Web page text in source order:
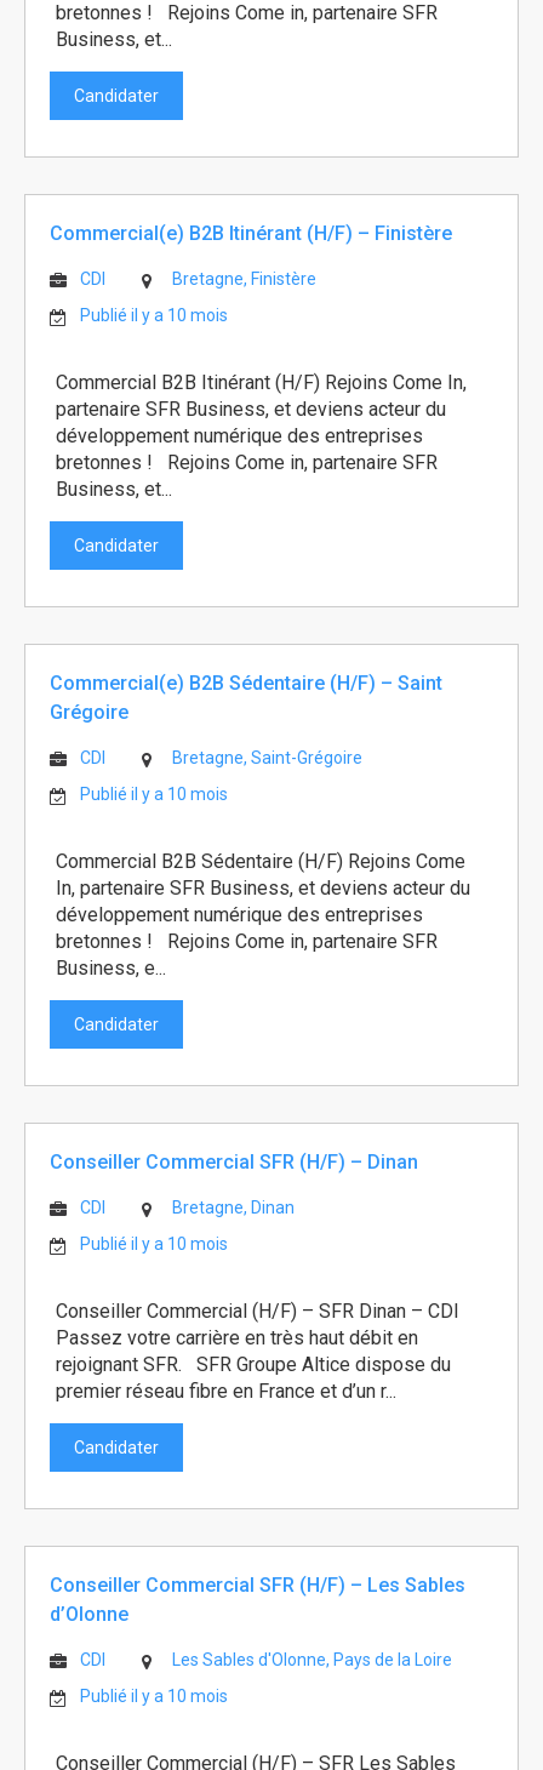
bretonnes ! Rejoins Come in, partenaire SFR
Business, et...
Candidater
Commercial(e) B2B Itinérant (H/F) – Finistère
CDI
Bretagne, Finistère
Publié il y a 10 mois
Commercial B2B Itinérant (H/F) Rejoins Come In,
partenaire SFR Business, et deviens acteur du
développement numérique des entreprises
bretonnes ! Rejoins Come in, partenaire SFR
Business, et...
Candidater
Commercial(e) B2B Sédentaire (H/F) – Saint
Grégoire
CDI
Bretagne, Saint-Grégoire
Publié il y a 10 mois
Commercial B2B Sédentaire (H/F) Rejoins Come
In, partenaire SFR Business, et deviens acteur du
développement numérique des entreprises
bretonnes ! Rejoins Come in, partenaire SFR
Business, e...
Candidater
Conseiller Commercial SFR (H/F) – Dinan
CDI
Bretagne, Dinan
Publié il y a 10 mois
Conseiller Commercial (H/F) – SFR Dinan – CDI
Passez votre carrière en très haut débit en
rejoignant SFR. SFR Groupe Altice dispose du
premier réseau fibre en France et d’un r...
Candidater
Conseiller Commercial SFR (H/F) – Les Sables
d’Olonne
CDI
Les Sables d'Olonne, Pays de la Loire
Publié il y a 10 mois
Conseiller Commercial (H/F) – SFR Les Sables